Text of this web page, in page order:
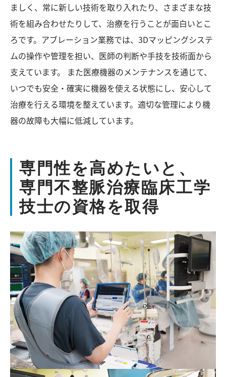
ましく、常に新しい技術を取り入れたり、さまざまな技
術を組み合わせたりして、治療を行うことが面白いとこ
ろです。アブレーション業務では、3Dマッピングシステ
ムの操作や管理を担い、医師の判断や手技を技術面から
支えています。 また医療機器のメンテナンスを通じて、
いつでも安全・確実に機器を使える状態にし、安心して
治療を行える環境を整えています。適切な管理により機
器の故障も大幅に低減しています。
専門性を高めたいと、
専門不整脈治療臨床工学
技士の資格を取得